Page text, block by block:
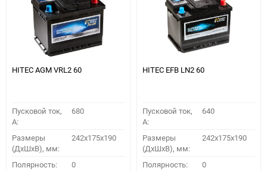
ПОДОБРАТЬ
60
90
HITEC AGM VRL2 60
Пусковой ток,
A:
680
Размеры
(ДхШхВ), мм:
242x175x190
Полярность: 0
HITEC EFB LN2 60
Пусковой ток,
A:
640
Размеры
(ДхШхВ), мм:
242x175x190
Полярность: 0